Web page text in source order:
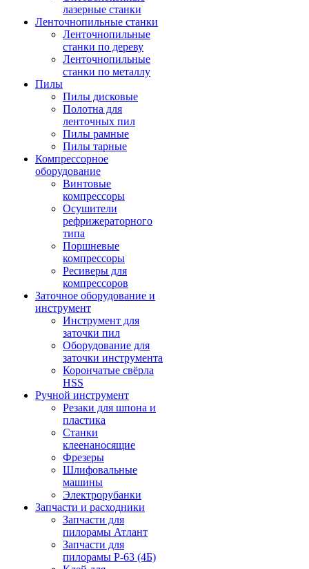
лазерные станки
Ленточнопильные станки
Ленточнопильные
станки по дереву
Ленточнопильные
станки по металлу
Пилы
Пилы дисковые
Полотна для
ленточных пил
Пилы рамные
Пилы тарные
Компрессорное
оборудование
Винтовые
компрессоры
Осушители
рефрижераторного
типа
Поршневые
компрессоры
Ресиверы для
компрессоров
Заточное оборудование и
инструмент
Инструмент для
заточки пил
Оборудование для
заточки инструмента
Корончатые свёрла
HSS
Ручной инструмент
Резаки для шпона и
пластика
Станки
клеенаносящие
Фрезеры
Шлифовальные
машины
Электрорубанки
Запчасти и расходники
Запчасти для
пилорамы Атлант
Запчасти для
пилорамы Р-63 (4Б)